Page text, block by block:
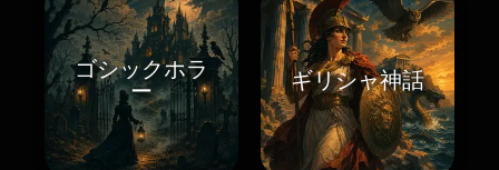
ゴシックホラ
ー
ギリシャ神話